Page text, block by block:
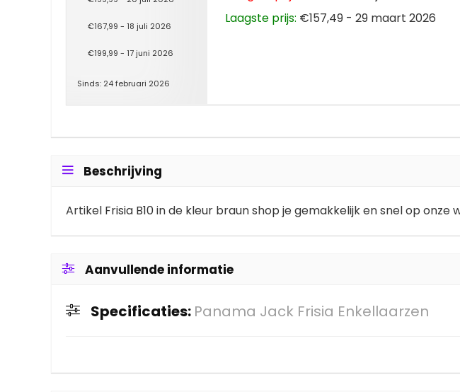
€167,99 - 18 juli 2026
€199,99 - 17 juni 2026
Sinds: 24 februari 2026
Laagste prijs: €157,49 - 29 maart 2026
Beschrijving
Artikel Frisia B10 in de kleur braun shop je gemakkelijk en snel op
Aanvullende informatie
Specificaties: Panama Jack Frisia Enkellaarzen